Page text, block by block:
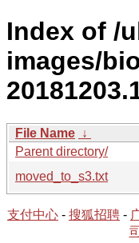
Index of /
images/
File Name ↓
Parent directory/
moved_to_s3.txt
支付中心 - 搜狐招聘 -